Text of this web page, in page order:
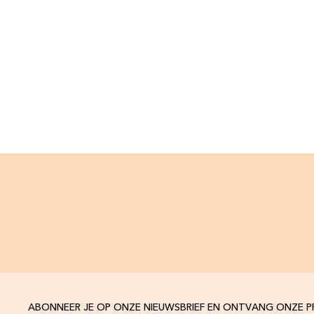
ABONNEER JE OP ONZE NIEUWSBRIEF EN ONTVANG ONZE